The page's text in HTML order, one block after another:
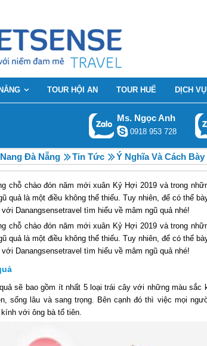
TOUR HỘI AN TOUR HUẾ DỊCH VỤ
Ms. Ngọc Anh
0918 953 728
Đà Nẵng Tin Tức Ý Nghĩa Và Cách
chỗ chào đón năm mới xuân Kỷ Hợi 2019 và trong
quả là một điều không thể thiếu. Tuy nhiên, để có thể
Danangsensetravel tìm hiểu về mâm ngũ quả nhé!
chỗ chào đón năm mới xuân Kỷ Hợi 2019 và trong
quả là một điều không thể thiếu. Tuy nhiên, để có thể
Danangsensetravel tìm hiểu về mâm ngũ quả nhé!
sẽ bao gồm ít nhất 5 loại trái cây với những màu
sống lâu và sang trọng. Bên cạnh đó thì việc mọi
với ông bà tổ tiên.